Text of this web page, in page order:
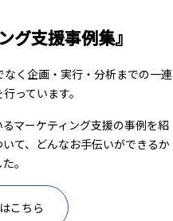
グ支援事例集』
く企画・実行・分析までの一連
っています。
マーケティング支援の事例を紹
て、どんなお手伝いができるか
。
こちら